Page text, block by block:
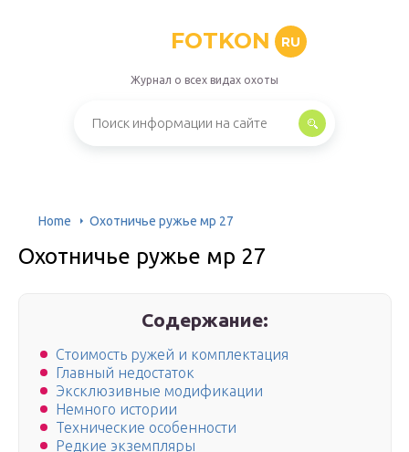
FOTKON RU
Журнал о всех видах охоты
Home Охотничье ружье мр 27
Охотничье ружье мр 27
Содержание:
Стоимость ружей и комплектация
Главный недостаток
Эксклюзивные модификации
Немного истории
Технические особенности
Редкие экземпляры